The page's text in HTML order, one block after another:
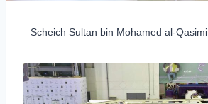
Scheich Sultan bin Mohamed al-Qasimi